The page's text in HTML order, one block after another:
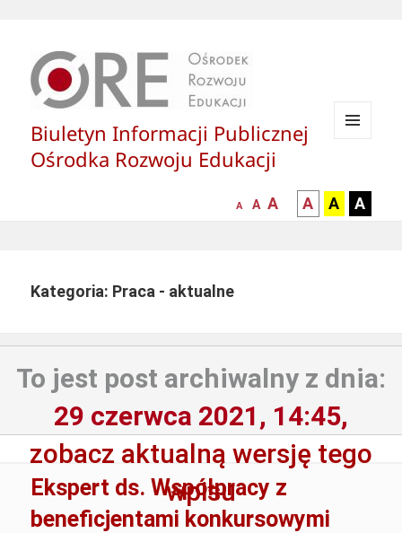
Biuletyn Informacji Publicznej
Ośrodka Rozwoju Edukacji
mniejsza
A
normalna
A
większa-
czcionka
A
kontrast
czarny
A
kontrast
czarny
A
żółty
A
Kategoria: Praca - aktualne
To jest post archiwalny z dnia:
29 czerwca 2021, 14:45,
zobacz aktualną wersję tego
wpisu
Ekspert ds. Współpracy z
beneficjentami konkursowymi